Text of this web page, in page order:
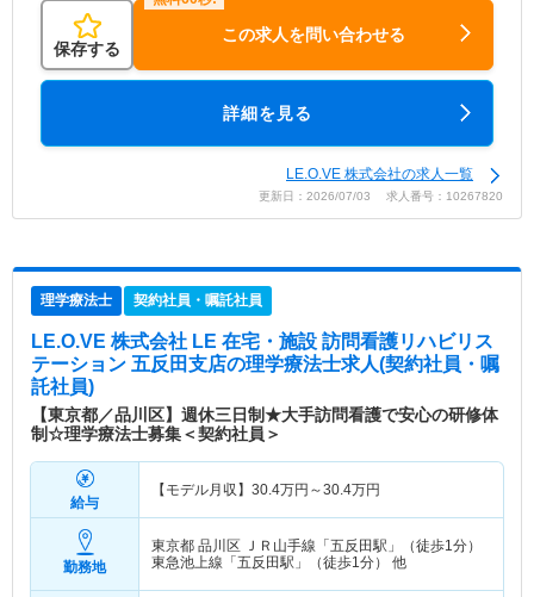
保存する
この求人を問い合わせる
詳細を見る
LE.O.VE 株式会社の求人一覧
更新日：2026/07/03 求人番号：10267820
理学療法士 契約社員・嘱託社員
LE.O.VE 株式会社 LE 在宅・施設 訪問看護リハビリス
テーション 五反田支店の理学療法士求人(契約社員・嘱
託社員)
【東京都／品川区】週休三日制★大手訪問看護で安心の研修体
制☆理学療法士募集＜契約社員＞
給与
【モデル月収】 30.4万円～30.4万円
勤務地
東京都 品川区 ＪＲ山手線「五反田駅」（徒歩1分）
東急池上線「五反田駅」（徒歩1分） 他